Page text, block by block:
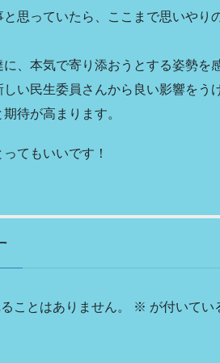
思っていたら、ここまで思いやり
、本気で寄り添おうとする姿勢を
い民生委員さんから良い影響をう
待が高まります。
てもいいです！
ことはありません。 ※ が付いてい